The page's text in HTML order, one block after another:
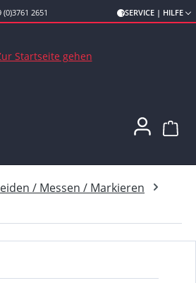
2651 SERVICE | HILFE
/ Messen / Markieren